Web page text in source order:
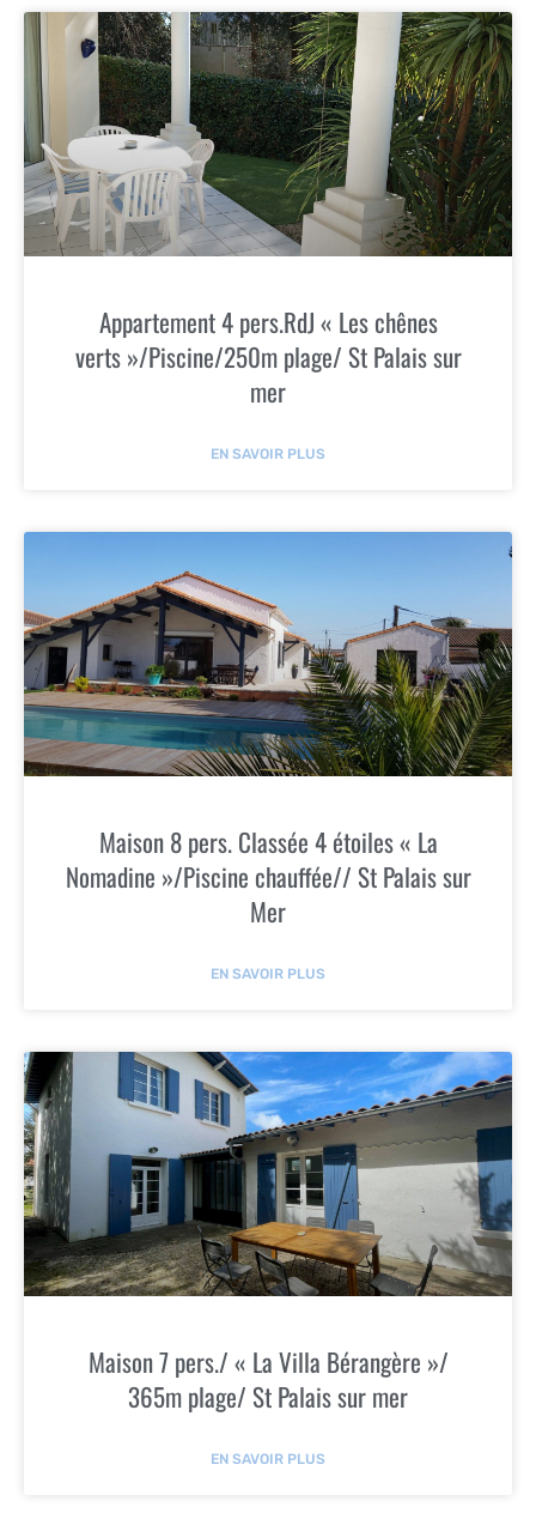
Appartement 4 pers.RdJ « Les chênes
verts »/Piscine/250m plage/ St Palais sur
mer
EN SAVOIR PLUS
Maison 8 pers. Classée 4 étoiles « La
Nomadine »/Piscine chauffée// St Palais sur
Mer
EN SAVOIR PLUS
Maison 7 pers./ « La Villa Bérangère »/
365m plage/ St Palais sur mer
EN SAVOIR PLUS